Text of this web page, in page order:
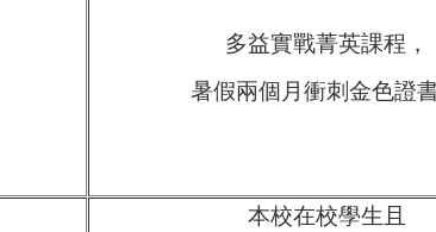
多益實戰菁英課程，
暑假兩個月衝刺金色證
本校在校學生且